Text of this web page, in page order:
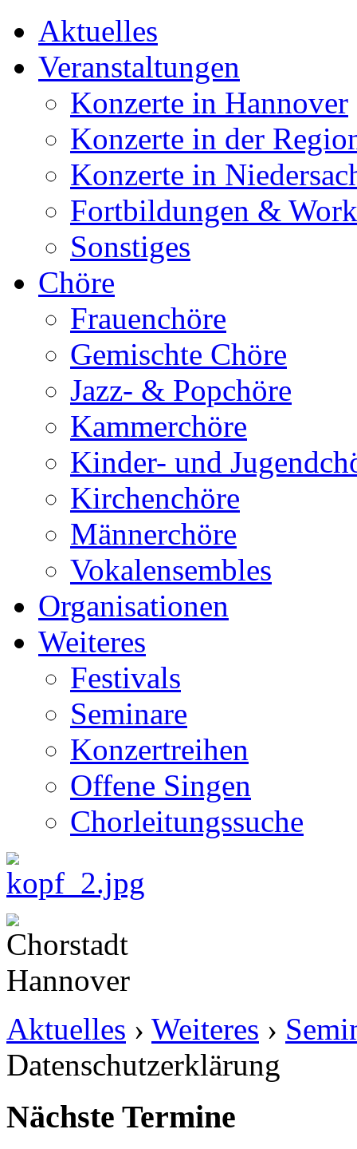
Aktuelles
Veranstaltungen
Konzerte in Hannover
Konzerte in der
Konzerte in
Fortbildungen &
Sonstiges
Chöre
Frauenchöre
Gemischte Chöre
Jazz- & Popchöre
Kammerchöre
Kinder- und
Kirchenchöre
Männerchöre
Vokalensembles
Organisationen
Weiteres
Festivals
Seminare
Konzertreihen
Offene Singen
Chorleitungssuche
Aktuelles › Weiteres ›
Datenschutzerklärung
Nächste Termine